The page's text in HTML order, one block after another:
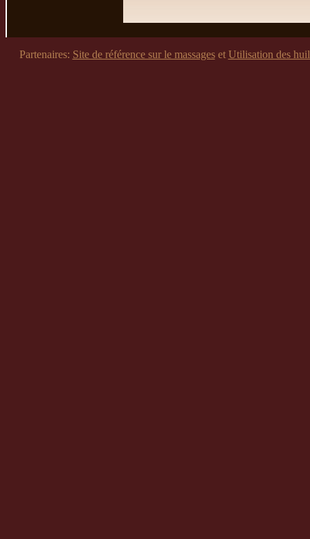
Partenaires: Site de référence sur le massageset Utilisation des